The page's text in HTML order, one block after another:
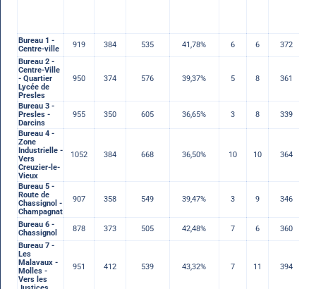
Bureau 1 -
Centre-ville
919 384 535 41,78% 6 6
372
Bureau 2 -
Centre-Ville
- Quartier
Lycée de
Presles
950 374 576 39,37% 5 8 361
Bureau 3 -
Presles -
Darcins
955 350 605 36,65% 3 8 339
Bureau 4 -
Zone
Industrielle -
Vers
Creuzier-le-
Vieux
1052 384 668 36,50% 10 10 364
Bureau 5 -
Route de
Chassignol -
Champagnat
907 358 549 39,47% 3 9 346
Bureau 6 -
Chassignol
878 373 505 42,48% 7 6
360
Bureau 7 -
Les
Malavaux -
Molles -
Vers les
951 412 539 43,32% 7 11 394